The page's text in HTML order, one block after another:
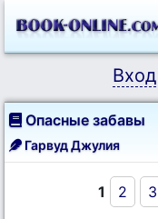
Вход
Опасные забавы
Гарвуд Джулия
1 2 3